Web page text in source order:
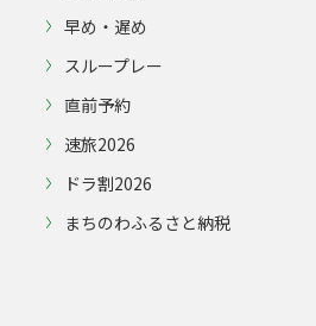
早め・遅め
スループレー
直前予約
速旅2026
ドラ割2026
まちのわふるさと納税